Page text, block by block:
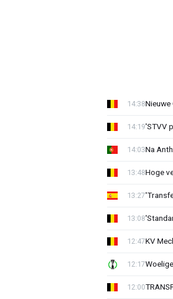
Nieuwe
14:38
'STVV
14:19
Na
14:03
Hoge
13:48
13:27
13:08
KV
12:47
12:17
12:00